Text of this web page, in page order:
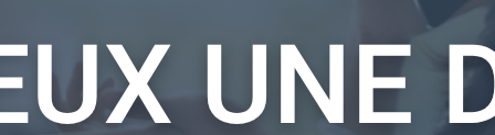
Keyfood:une application sur mesure qui répond
aux besoins des activités itinérantes de food-truck
pour le respect des normes d'hygiène et la
gestion du Plan de maîtrise sanitaire